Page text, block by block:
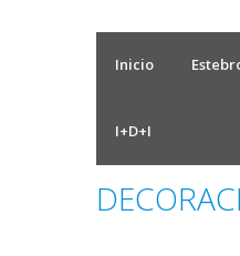
Inicio
I+D+I